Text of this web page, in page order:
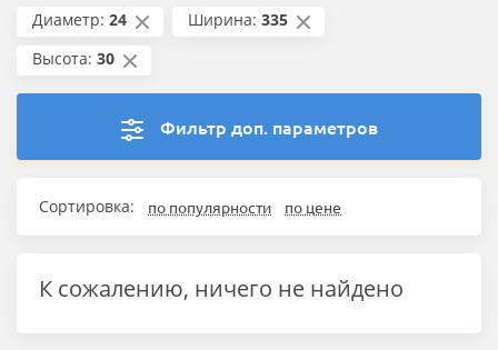
Диаметр: 24 Ширина: 335
Высота: 30
Фильтр доп. параметров
Сортировка: по популярности по цене
К сожалению, ничего не найдено